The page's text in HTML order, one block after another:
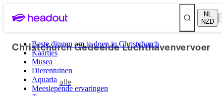
NL
NZD
Beste dingen om te doen in Christchurch
Kaartjes
Musea
Dierentuinen
Aquaria
Meeslepende ervaringen
Christchurch Gedeelde Luchthavenvervoer
alle